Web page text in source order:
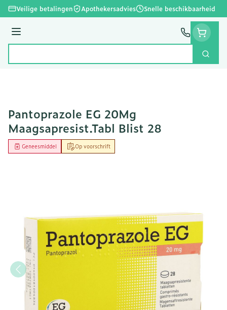
Ga naar de inhoud
Veilige betalingen Apothekersadvies Snelle beschikbaarheid
Menu
Zoek
Pantoprazole EG 20Mg
Maagsapresist.Tabl Blist 28
Op voorschrift
Geneesmiddel